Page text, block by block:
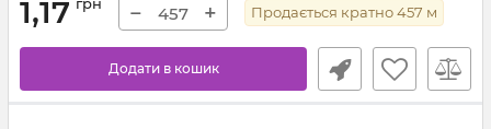
1,17 − + Продається кратно457 м
Додати в кошик